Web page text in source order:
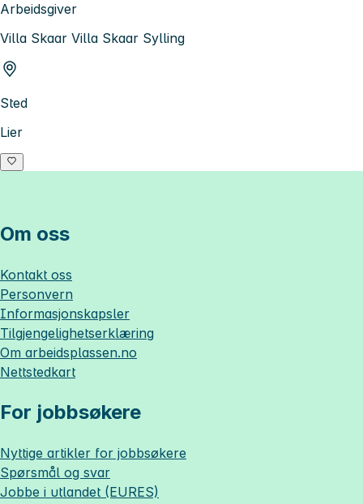
Arbeidsgiver
Villa Skaar Villa Skaar Sylling
Sted
Lier
Om oss
Kontakt oss
Personvern
Informasjonskapsler
Tilgjengelighetserklæring
Om arbeidsplassen.no
Nettstedkart
For jobbsøkere
Nyttige artikler for jobbsøkere
Spørsmål og svar
Jobbe i utlandet (EURES)